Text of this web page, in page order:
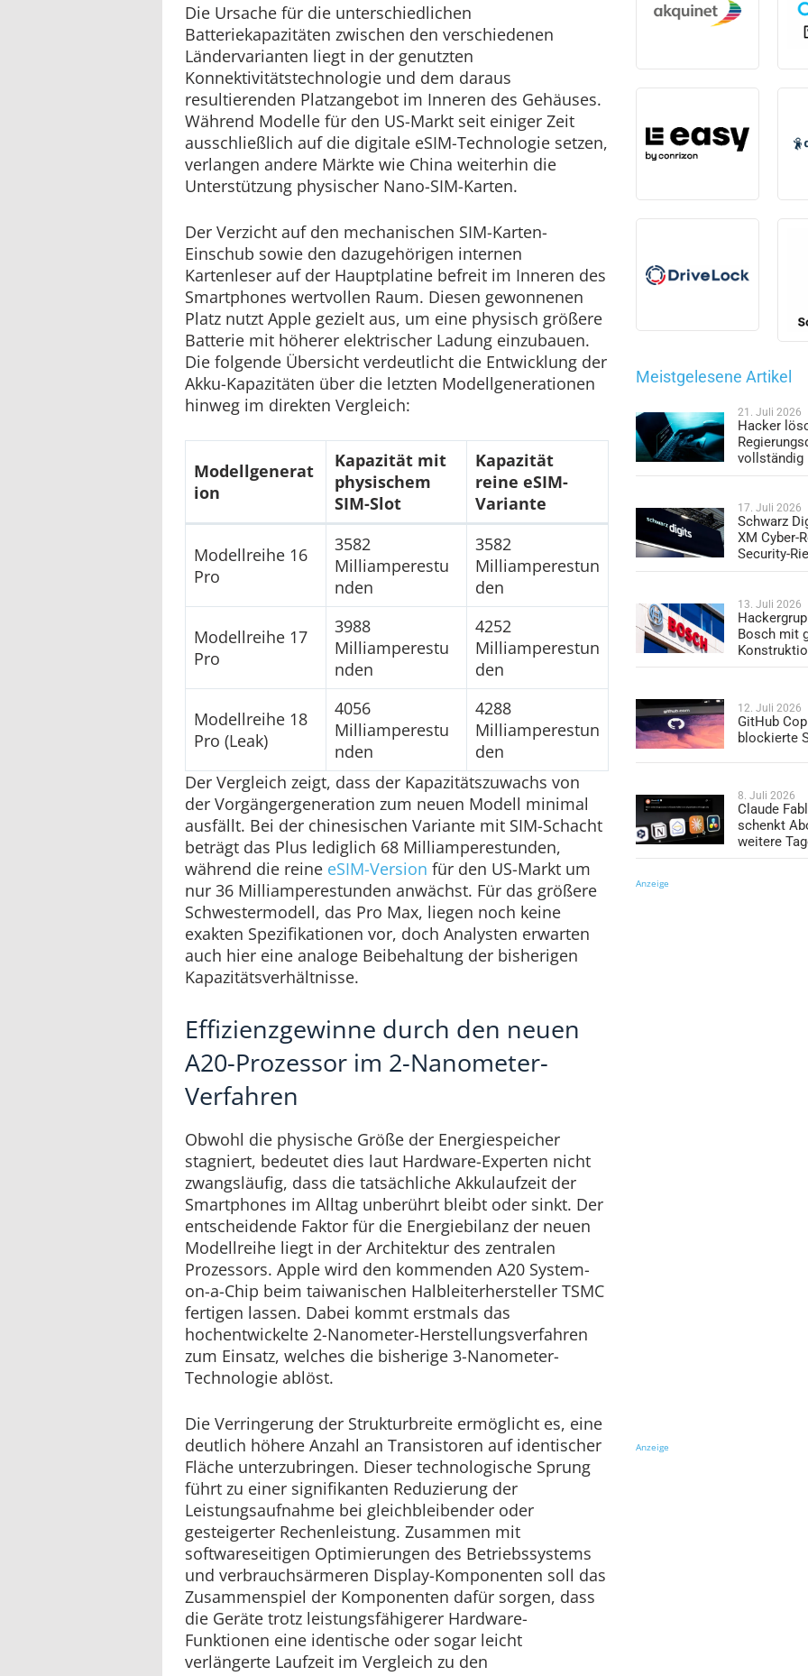
Die Ursache für die unterschiedlichen
Batteriekapazitäten zwischen den verschiedenen
Ländervarianten liegt in der genutzten
Konnektivitätstechnologie und dem daraus
resultierenden Platzangebot im Inneren des Gehäuses.
Während Modelle für den US-Markt seit einiger Zeit
ausschließlich auf die digitale eSIM-Technologie setzen,
verlangen andere Märkte wie China weiterhin die
Unterstützung physischer Nano-SIM-Karten.
Der Verzicht auf den mechanischen SIM-Karten-
Einschub sowie den dazugehörigen internen
Kartenleser auf der Hauptplatine befreit im Inneren des
Smartphones wertvollen Raum. Diesen gewonnenen
Platz nutzt Apple gezielt aus, um eine physisch größere
Batterie mit höherer elektrischer Ladung einzubauen.
Die folgende Übersicht verdeutlicht die Entwicklung der
Akku-Kapazitäten über die letzten Modellgenerationen
hinweg im direkten Vergleich:
Modellgenerat
ion
Kapazität mit
physischem
SIM-Slot
Kapazität
reine eSIM-
Variante
Modellreihe 16
Pro
3582
Milliamperestu
nden
3582
Milliamperestun
den
Modellreihe 17
Pro
3988
Milliamperestu
nden
4252
Milliamperestun
den
Modellreihe 18
Pro (Leak)
4056
Milliamperestu
nden
4288
Milliamperestun
den
Der Vergleich zeigt, dass der Kapazitätszuwachs von
der Vorgängergeneration zum neuen Modell minimal
ausfällt. Bei der chinesischen Variante mit SIM-Schacht
beträgt das Plus lediglich 68 Milliamperestunden,
während die reine eSIM-Version für den US-Markt um
nur 36 Milliamperestunden anwächst. Für das größere
Schwestermodell, das Pro Max, liegen noch keine
exakten Spezifikationen vor, doch Analysten erwarten
auch hier eine analoge Beibehaltung der bisherigen
Kapazitätsverhältnisse.
Effizienzgewinne durch den neuen
A20-Prozessor im 2-Nanometer-
Verfahren
Obwohl die physische Größe der Energiespeicher
stagniert, bedeutet dies laut Hardware-Experten nicht
zwangsläufig, dass die tatsächliche Akkulaufzeit der
Smartphones im Alltag unberührt bleibt oder sinkt. Der
entscheidende Faktor für die Energiebilanz der neuen
Modellreihe liegt in der Architektur des zentralen
Prozessors. Apple wird den kommenden A20 System-
on-a-Chip beim taiwanischen Halbleiterhersteller TSMC
fertigen lassen. Dabei kommt erstmals das
hochentwickelte 2-Nanometer-Herstellungsverfahren
zum Einsatz, welches die bisherige 3-Nanometer-
Technologie ablöst.
Die Verringerung der Strukturbreite ermöglicht es, eine
deutlich höhere Anzahl an Transistoren auf identischer
Fläche unterzubringen. Dieser technologische Sprung
führt zu einer signifikanten Reduzierung der
Leistungsaufnahme bei gleichbleibender oder
gesteigerter Rechenleistung. Zusammen mit
softwareseitigen Optimierungen des Betriebssystems
und verbrauchsärmeren Display-Komponenten soll das
Zusammenspiel der Komponenten dafür sorgen, dass
die Geräte trotz leistungsfähigerer Hardware-
Funktionen eine identische oder sogar leicht
verlängerte Laufzeit im Vergleich zu den
Meistgelesene Artikel
21. Juli 2026
Hacker
vollständig
17. Juli 2026
Schwarz
XM Cyber-
Security-
13. Juli 2026
Bosch mit
12. Juli 2026
GitHub
blockierte
8. Juli 2026
Claude
schenkt
weitere
Anzeige
Anzeige